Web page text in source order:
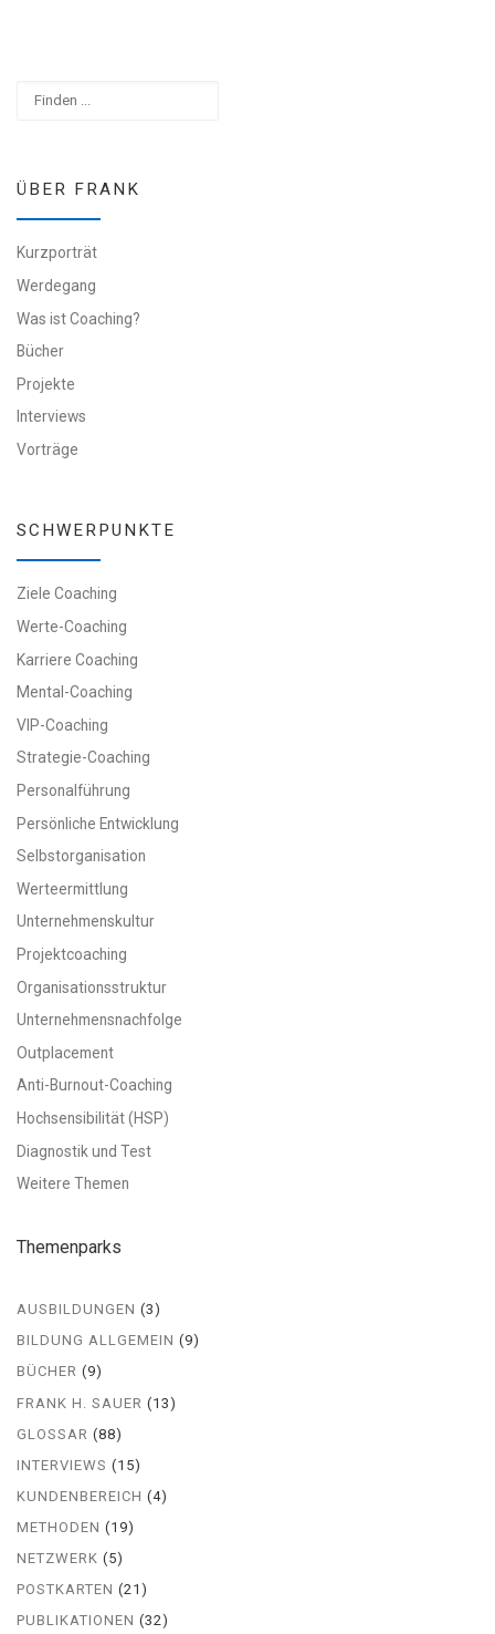
ÜBER FRANK
Kurzporträt
Werdegang
Was ist Coaching?
Bücher
Projekte
Interviews
Vorträge
SCHWERPUNKTE
Ziele Coaching
Werte-Coaching
Karriere Coaching
Mental-Coaching
VIP-Coaching
Strategie-Coaching
Personalführung
Persönliche Entwicklung
Selbstorganisation
Werteermittlung
Unternehmenskultur
Projektcoaching
Organisationsstruktur
Unternehmensnachfolge
Outplacement
Anti-Burnout-Coaching
Hochsensibilität (HSP)
Diagnostik und Test
Weitere Themen
Themenparks
AUSBILDUNGEN (3)
BILDUNG ALLGEMEIN (9)
BÜCHER (9)
FRANK H. SAUER (13)
GLOSSAR (88)
INTERVIEWS (15)
KUNDENBEREICH (4)
METHODEN (19)
NETZWERK (5)
POSTKARTEN (21)
PUBLIKATIONEN (32)